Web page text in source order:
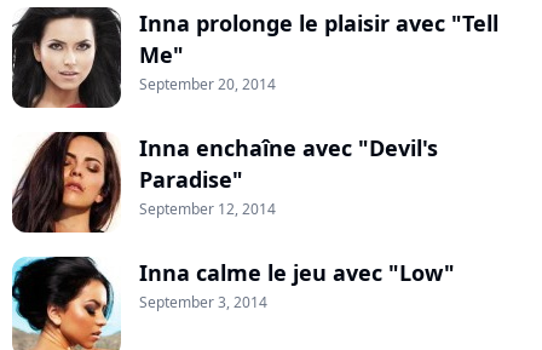
Inna prolonge le plaisir avec "Tell
Me"
September 20, 2014
Inna enchaîne avec "Devil's
Paradise"
September 12, 2014
Inna calme le jeu avec "Low"
September 3, 2014